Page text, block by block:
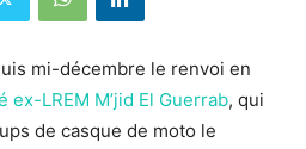
mi-décembre le renvoi en
ex-LREM M’jid El Guerrab, qui
de casque de moto le